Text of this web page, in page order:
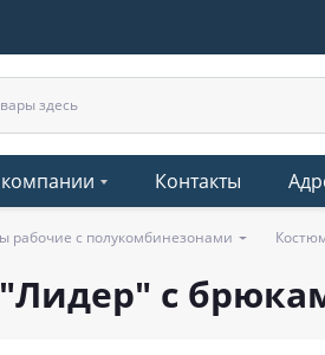
Контакты
рабочие с полукомбинезонами
с